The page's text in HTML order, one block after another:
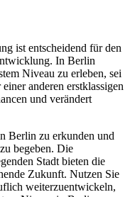
ist entscheidend für den
In Berlin
Niveau zu erleben, sei
anderen erstklassigen
und verändert
Berlin zu erkunden und
begeben. Die
Stadt bieten die
Zukunft. Nutzen Sie
weiterzuentwickeln,